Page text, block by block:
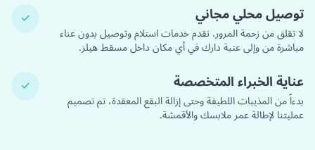
✓ توصيل محلي مجاني
لا تقلق من زحمة المرور. نقدم خدمات استلام وتوصيل بدون عناء
مباشرة من وإلى عتبة دارك في أي مكان داخل مسقط هيلز.
✓ عناية الخبراء المتخصصة
بدءاً من المذيبات اللطيفة وحتى إزالة البقع المعقدة، تم تصميم
عمليتنا لإطالة عمر ملابسك والأقمشة.